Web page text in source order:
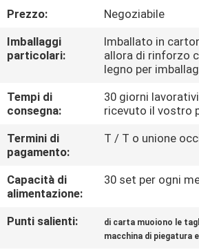
CONTROLLO
DI
QUALITÀ
CONTATTICI
RICHIEDA
UNA
CITAZIONE
Prezzo:
Negoziabile
Imballaggi
particolari:
Imballato in
allora di rinforzo
legno per
Tempi di
consegna:
30 giorni
ricevuto il vostro
Termini di
pagamento:
T / T o unione
Capacità di
alimentazione:
30 set per ogni
Punti salienti: di carta muoiono le
macchina di piegatura